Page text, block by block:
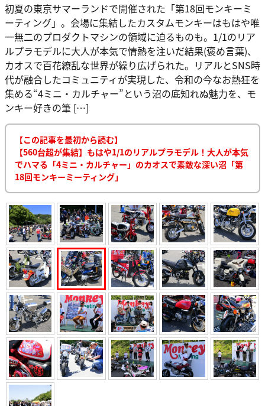
初夏の東京サマーランドで開催された「第18回モンキーミ
ーティング」。会場に集結したカスタムモンキーはもはや唯
一無二のプロダクトマシンの領域に迫るものも。1/1のリア
ルプラモデルに大人が本気で情熱を注いだ結果(褒め言葉)、
カオスで百花繚乱な世界が繰り広げられた。リアルとSNS時
代が融合したコミュニティが実現した、令和の今なお熱狂を
集める“4ミニ・カルチャー”という沼の底知れぬ魅力を、モ
ンキー好きの筆 […]
【この記事を最初から読む】
【560台超が集結】もはや1/1のリアルプラモデル！大人が本気
でハマる「4ミニ・カルチャー」のカオスで素敵な深い沼「第
18回モンキーミーティング」